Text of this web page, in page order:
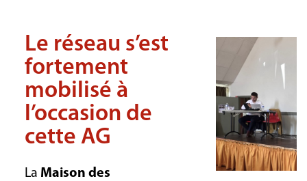
Le réseau s’est
fortement
mobilisé à
l’occasion de
cette AG
La Maison des